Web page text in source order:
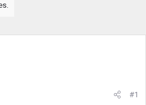
#1